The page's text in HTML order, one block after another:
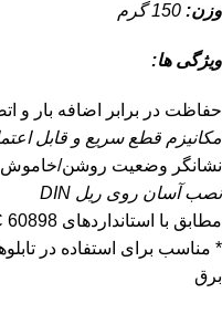
وزن:
ویژگی ها:
حفاظت در برابر اضافه بار و
مکانیزم قطع سریع و قابل
نشانگر وضعیت روشن/خاموش
نصب آسان روی ریل DIN
مطابق با استانداردهای IEC 60898 و IEC 60947-2
* مناسب برای استفاده در
برق